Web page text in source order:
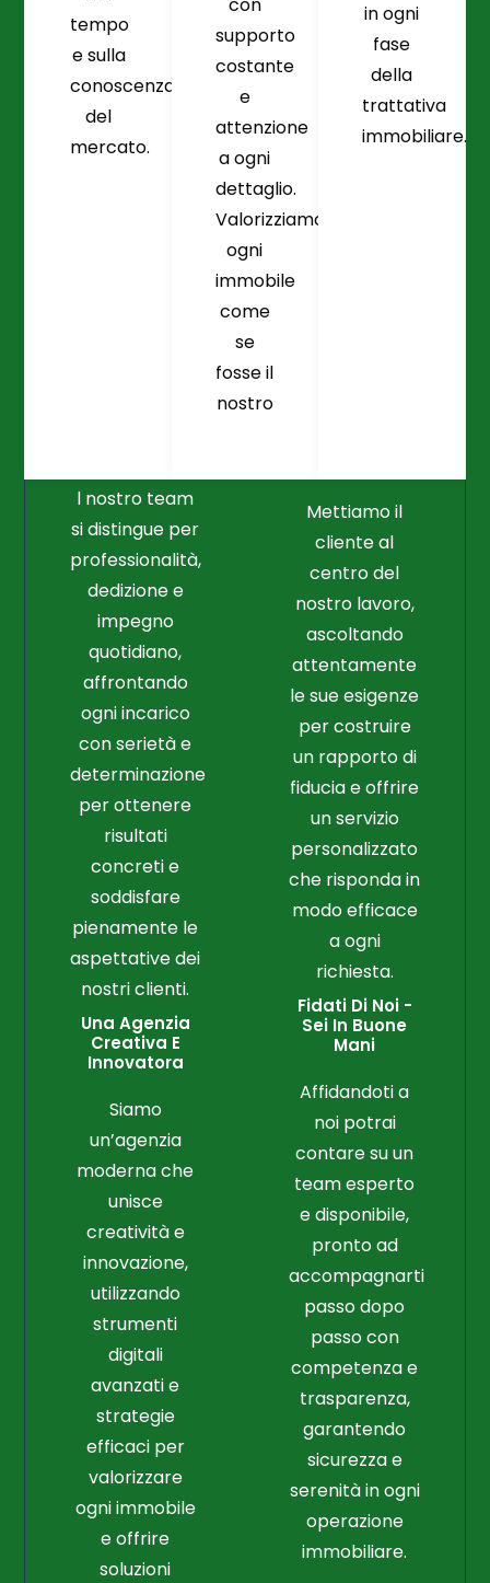
tempo
e sulla
conoscenza
del
mercato.
con
supporto
costante
e
attenzione
a ogni
dettaglio.
Valorizziamo
ogni
immobile
come
se
fosse il
nostro
in ogni
fase
della
trattativa
immobiliare.
l nostro team
si distingue per
professionalità,
dedizione e
impegno
quotidiano,
affrontando
ogni incarico
con serietà e
determinazione
per ottenere
risultati
concreti e
soddisfare
pienamente le
aspettative dei
nostri clienti.
Una Agenzia
Creativa E
Innovatora
Siamo
un’agenzia
moderna che
unisce
creatività e
innovazione,
utilizzando
strumenti
digitali
avanzati e
strategie
efficaci per
valorizzare
ogni immobile
e offrire
soluzioni
Mettiamo il
cliente al
centro del
nostro lavoro,
ascoltando
attentamente
le sue esigenze
per costruire
un rapporto di
fiducia e offrire
un servizio
personalizzato
che risponda in
modo efficace
a ogni
richiesta.
Fidati Di Noi -
Sei In Buone
Mani
Affidandoti a
noi potrai
contare su un
team esperto
e disponibile,
pronto ad
accompagnarti
passo dopo
passo con
competenza e
trasparenza,
garantendo
sicurezza e
serenità in ogni
operazione
immobiliare.